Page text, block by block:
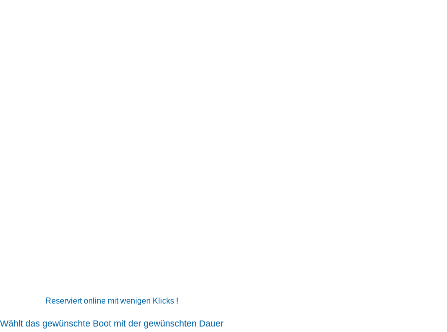
Reserviert online mit wenigen Klicks !
Wählt das gewünschte Boot mit der gewünschten Dauer